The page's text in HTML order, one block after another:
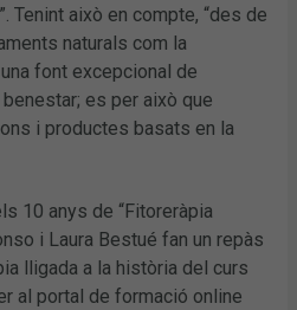
Tenint això en compte, “des de
naturals com la
font excepcional de
es per això que
i productes basats en la
10 anys de “Fitoreràpia
i Laura Bestué fan un repàs
lligada a la història del curs
al portal de formació online